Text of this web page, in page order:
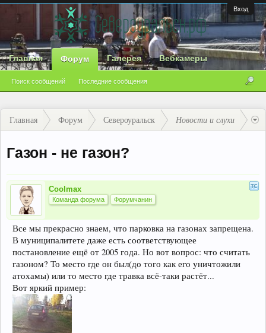
Вход
Главная Форум
Поиск сообщений Последние сообщения
Галерея Вебкамеры
Главная Форум Североуральск Новости и слухи
Газон - не газон?
Coolmax
Команда форума Форумчанин
Все мы прекрасно знаем, что парковка на газонах запрещена.
В муниципалитете даже есть соответствующее
постановление ещё от 2005 года. Но вот вопрос: что считать
газоном? То место где он был(до того как его уничтожили
атохамы) или то место где травка всё-таки растёт...
Вот яркий пример: